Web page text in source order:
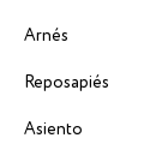
Arnés
Reposapiés
Asiento